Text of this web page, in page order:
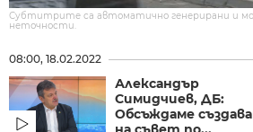
Субтитрите са автоматично генерирани и
неточности.
08:00, 18.02.2022
Александър
Симидчиев, ДБ:
Обсъждаме